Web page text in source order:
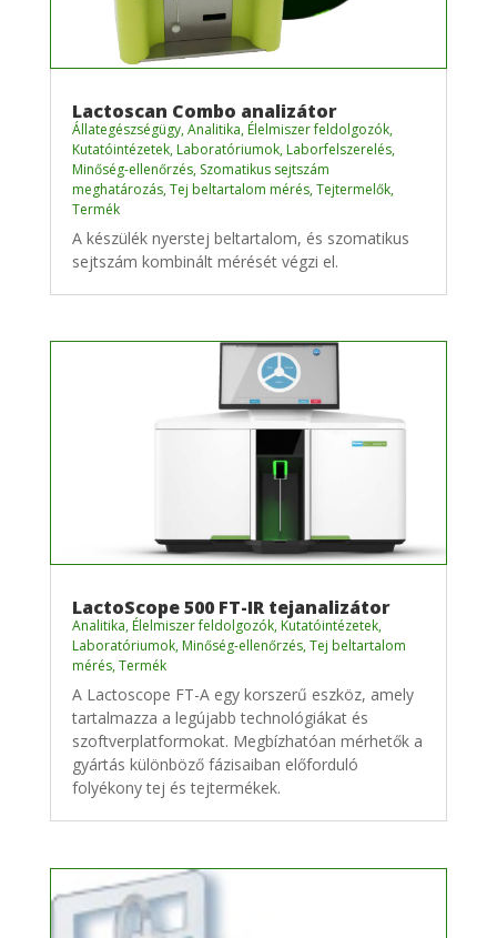
Lactoscan Combo analizátor
Állategészségügy,Analitika, Élelmiszer feldolgozók,
Kutatóintézetek, Laboratóriumok, Laborfelszerelés,
Minőség-ellenőrzés, Szomatikus sejtszám
meghatározás,Tej beltartalom mérés,Tejtermelők,
Termék
A készülék nyerstej beltartalom, és szomatikus
sejtszám kombinált mérését végzi el.
LactoScope 500 FT-IR tejanalizátor
Analitika, Élelmiszer feldolgozók, Kutatóintézetek,
Laboratóriumok, Minőség-ellenőrzés,Tej beltartalom
mérés,Termék
A Lactoscope FT-A egy korszerű eszköz, amely
tartalmazza a legújabb technológiákat és
szoftverplatformokat. Megbízhatóan mérhetők a
gyártás különböző fázisaiban előforduló
folyékony tej és tejtermékek.